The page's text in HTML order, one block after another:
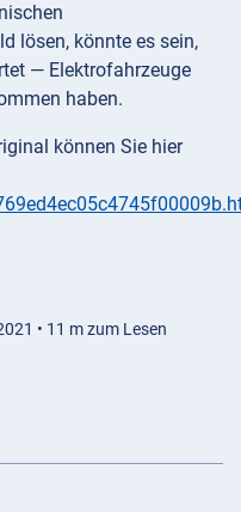
lösen, könnte es sein,
— Elektrofahrzeuge
haben.
können Sie hier
• 11 m zum Lesen